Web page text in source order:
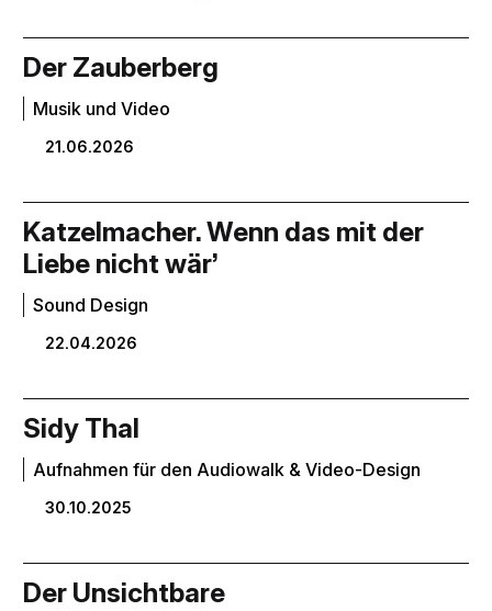
Der Zauberberg
Musik und Video
21.06.2026
Katzelmacher. Wenn das mit der
Liebe nicht wär’
Sound Design
22.04.2026
Sidy Thal
Aufnahmen für den Audiowalk & Video-Design
30.10.2025
Der Unsichtbare